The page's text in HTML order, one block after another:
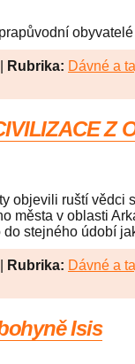
obyvatelé
Rubrika: Dávné a
Z
objevili ruští vědci
města v oblasti
stejného údobí
Rubrika: Dávné a
Isis